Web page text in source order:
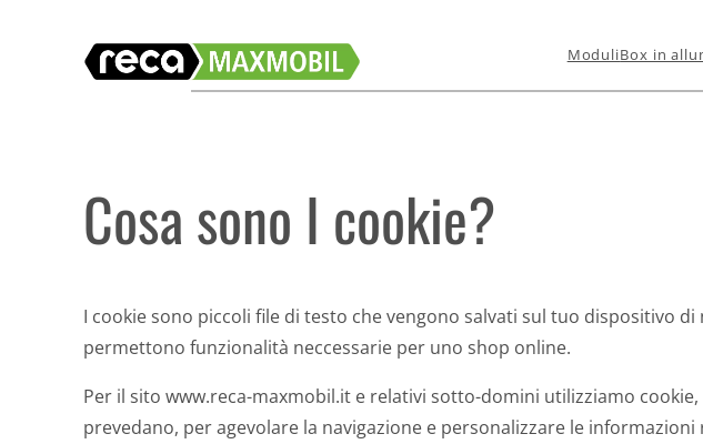
contenuto
ModuliBox in
Cosa sono I cookie?
I cookie sono piccoli file di testo che vengono salvati sul tuo dispositivo
permettono funzionalità neccessarie per uno shop online.
Per il sito www.reca-maxmobil.it e relativi sotto-domini utilizziamo
prevedano, per agevolare la navigazione e personalizzare le